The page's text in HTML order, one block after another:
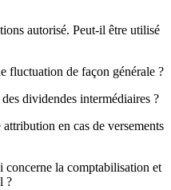
autorisé. Peut-il être utilisé
fluctuation de façon générale ?
dividendes intermédiaires ?
en cas de versements
concerne la comptabilisation et
?